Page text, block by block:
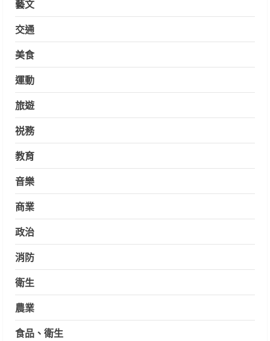
藝文
交通
美食
運動
旅遊
祱務
教育
音樂
商業
政治
消防
衛生
農業
食品、衛生